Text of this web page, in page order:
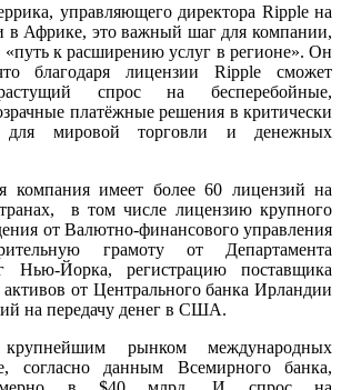
управляющего директора Ripple на
в Африке, это важный шаг для компании,
«путь к расширению услуг в регионе». Он
благодаря лицензии Ripple сможет
растущий спрос на бесперебойные,
платёжные решения в критически
для мировой торговли и денежных
компания имеет более 60 лицензий на
в том числе лицензию крупного
от Валютно-финансового управления
грамоту от Департамента
Нью-Йорка, регистрацию поставщика
от Центрального банка Ирландии
на передачу денег в США.
рынком международных
согласно данным Всемирного банка,